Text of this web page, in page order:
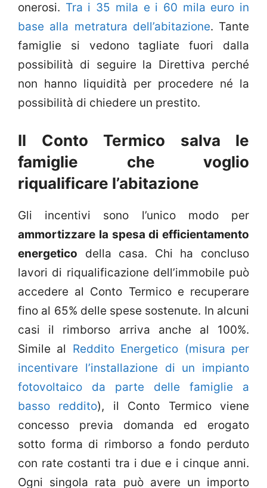
onerosi. Tra i 35 mila e i 60 mila euro in
base alla metratura dell’abitazione. Tante
famiglie si vedono tagliate fuori dalla
possibilità di seguire la Direttiva perché
non hanno liquidità per procedere né la
possibilità di chiedere un prestito.
Il Conto Termico salva le
famiglie che voglio
riqualificare l’abitazione
Gli incentivi sono l’unico modo per
ammortizzare la spesa di efficientamento
energetico della casa. Chi ha concluso
lavori di riqualificazione dell’immobile può
accedere al Conto Termico e recuperare
fino al 65% delle spese sostenute. In alcuni
casi il rimborso arriva anche al 100%.
Simile al Reddito Energetico (misura per
incentivare l’installazione di un impianto
fotovoltaico da parte delle famiglie a
basso reddito), il Conto Termico viene
concesso previa domanda ed erogato
sotto forma di rimborso a fondo perduto
con rate costanti tra i due e i cinque anni.
Ogni singola rata può avere un importo